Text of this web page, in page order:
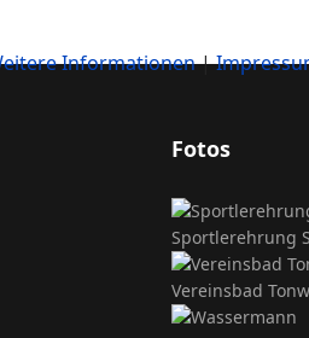
Fotos
Sportlerehrung
Vereinsbad
Informationen|